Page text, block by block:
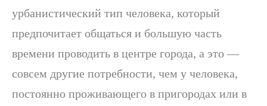
урбанистический тип человека, который
предпочитает общаться и большую часть
времени проводить в центре города, а это —
совсем другие потребности, чем у человека,
постоянно проживающего в пригородах или в